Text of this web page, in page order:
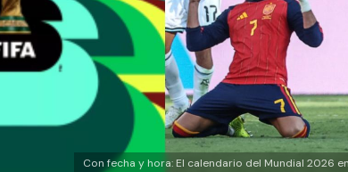
Con fecha y hora: El calendario del Mundial 2026